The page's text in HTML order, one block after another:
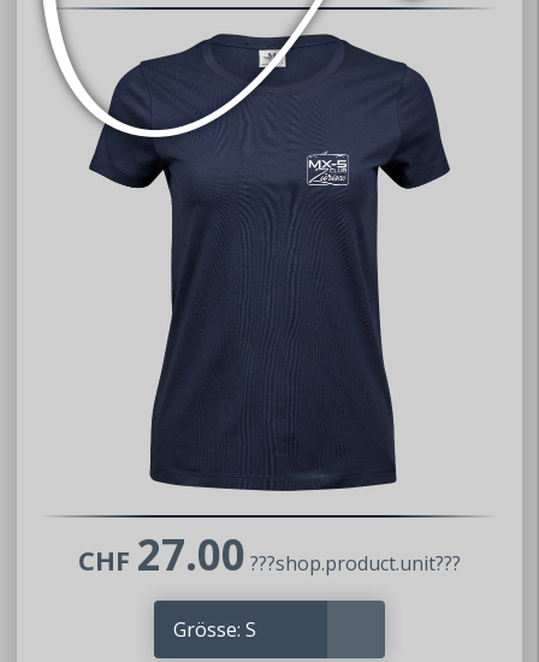
CHF 27.00 ???shop.product.unit???